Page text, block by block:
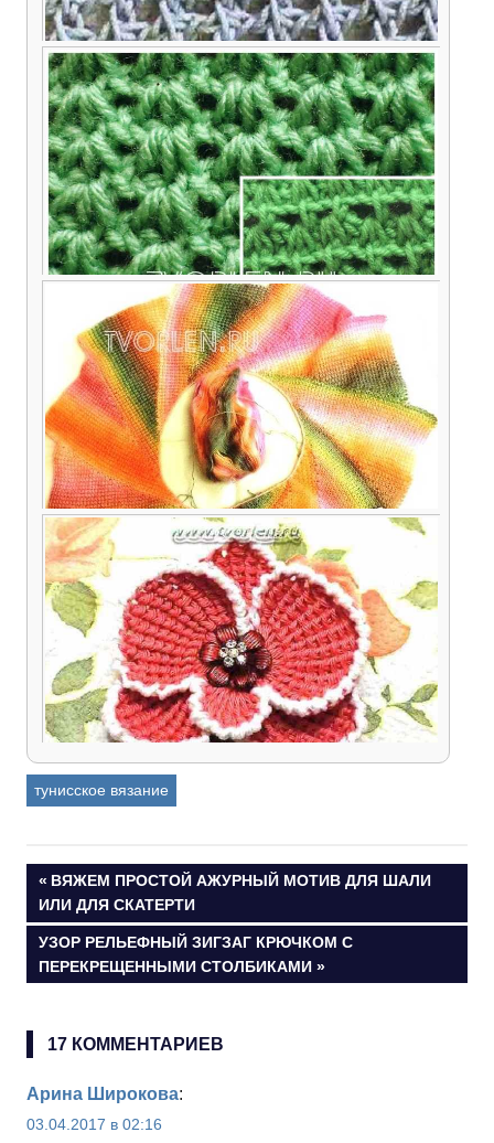
Тунисская сетка
Как вязать ажурные узоры тунисским крючком –
практическое занятие
Радуга — оригинальный вязаный шарф
тунисским крючком
Орхидея крючком в технике тунисского вязания
тунисское вязание
Навигация
по
записям
ПРЕДЫДУЩАЯ
ЗАПИСЬ:
ВЯЖЕМ ПРОСТОЙ АЖУРНЫЙ МОТИВ ДЛЯ ШАЛИ
ИЛИ ДЛЯ СКАТЕРТИ
СЛЕДУЮЩАЯ
ЗАПИСЬ:
УЗОР РЕЛЬЕФНЫЙ ЗИГЗАГ КРЮЧКОМ С
ПЕРЕКРЕЩЕННЫМИ СТОЛБИКАМИ
17 КОММЕНТАРИЕВ
Арина Широкова:
03.04.2017 в 02:16